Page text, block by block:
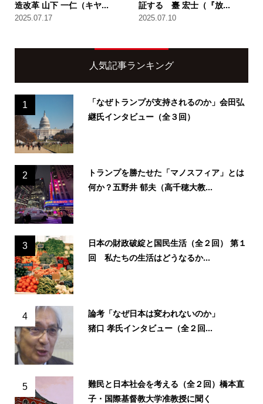
造改革 山下 一仁（キヤ...
2025.07.17
証する 臺 宏士（『放...
2025.07.10
人気記事ランキング
1
「なぜトランプが支持されるのか」会田弘
継氏インタビュー（全３回）
2
トランプを勝たせた「マノスフィア」とは
何か？五野井 郁夫（高千穂大教...
3
日本の財政破綻と国民生活（全２回） 第１
回 私たちの生活はどうなるか...
4
論考「なぜ日本は変われないのか」
猪口 孝氏インタビュー（全２回...
5
難民と日本社会を考える（全２回）橋本直
子・国際基督教大学准教授に聞く